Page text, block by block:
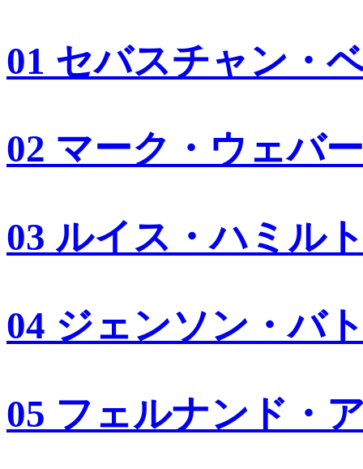
01 セバスチャン・
02 マーク・ウェバー
03 ルイス・ハミル
04 ジェンソン・バ
05 フェルナンド・